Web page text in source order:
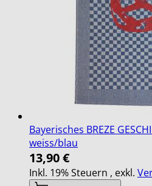
Bayerisches BREZE
weiss/blau
13,90 €
Inkl. 19% Steuern , exkl.